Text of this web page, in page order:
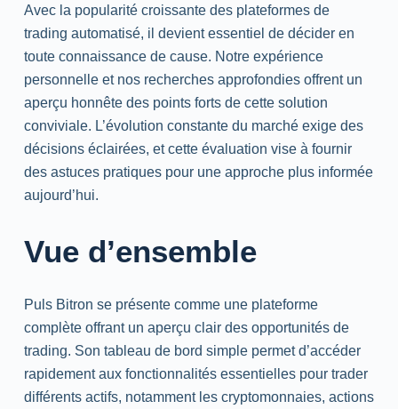
Avec la popularité croissante des plateformes de
trading automatisé, il devient essentiel de décider en
toute connaissance de cause. Notre expérience
personnelle et nos recherches approfondies offrent un
aperçu honnête des points forts de cette solution
conviviale. L’évolution constante du marché exige des
décisions éclairées, et cette évaluation vise à fournir
des astuces pratiques pour une approche plus informée
aujourd’hui.
Vue d’ensemble
Puls Bitron se présente comme une plateforme
complète offrant un aperçu clair des opportunités de
trading. Son tableau de bord simple permet d’accéder
rapidement aux fonctionnalités essentielles pour trader
différents actifs, notamment les cryptomonnaies, actions